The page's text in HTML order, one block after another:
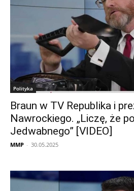
Polityka
Braun w TV Republika i
Nawrockiego. „Liczę, że
Jedwabnego” [VIDEO]
MMP - 30.05.2025